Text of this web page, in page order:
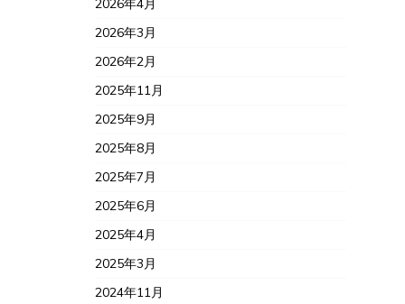
2026年4月
2026年3月
2026年2月
2025年11月
2025年9月
2025年8月
2025年7月
2025年6月
2025年4月
2025年3月
2024年11月